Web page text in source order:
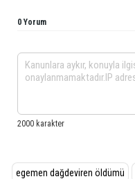
0 Yorum
egemen dağdeviren öldümü